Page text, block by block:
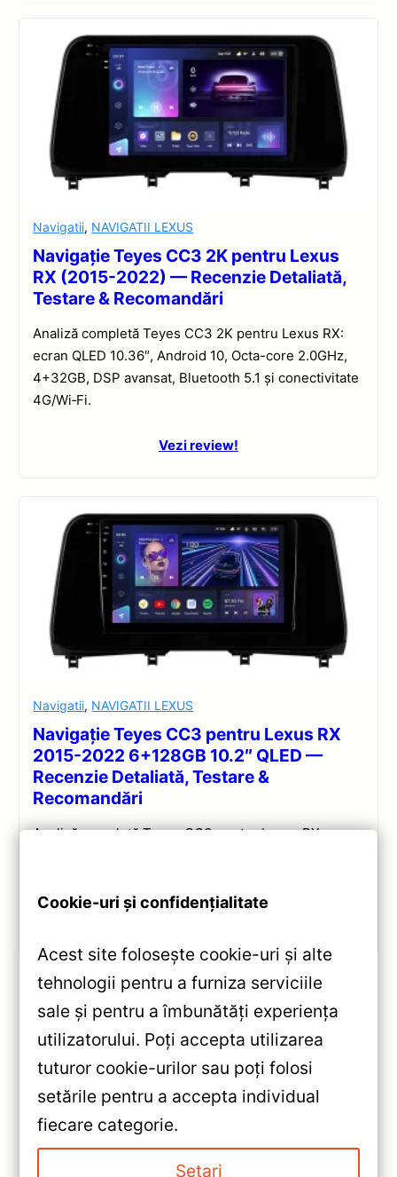
Navigatii, NAVIGATII LEXUS
Navigație Teyes CC3 2K pentru Lexus
RX (2015-2022) — Recenzie Detaliată,
Testare & Recomandări
Analiză completă Teyes CC3 2K pentru Lexus RX:
ecran QLED 10.36″, Android 10, Octa-core 2.0GHz,
4+32GB, DSP avansat, Bluetooth 5.1 și conectivitate
4G/Wi‑Fi.
Vezi review!
Navigatii, NAVIGATII LEXUS
Navigație Teyes CC3 pentru Lexus RX
2015-2022 6+128GB 10.2″ QLED —
Recenzie Detaliată, Testare &
Recomandări
Analiză completă Teyes CC3 pentru Lexus RX:
«Teyes CC3 360° Citroen C3 —
Recenzie Detaliată, Testare &
Recomandări
Navigație Teyes X1 9” 2+32GB
pentru Chevrolet Spark M300
Cookie-uri și confidențialitate
Acest site folosește cookie-uri și alte
tehnologii pentru a furniza serviciile
sale și pentru a îmbunătăți experiența
utilizatorului. Poți accepta utilizarea
tuturor cookie-urilor sau poți folosi
setările pentru a accepta individual
fiecare categorie.
Setari